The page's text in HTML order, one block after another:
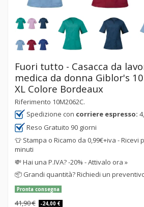
Fuori tutto - Casacca da
medica da donna Giblor's
XL Colore Bordeaux
Riferimento 10M2062C.
Spedizione con corriere espresso:
Reso Gratuito 90 giorni
👕 Stampa o Ricamo da 0,99€+iva -
minuti
💸Hai una P.IVA? -20% - Attivalo ora »
📦 Grandi quantità? Richiedi un
Pronta consegna
41,90 € -24,00 €